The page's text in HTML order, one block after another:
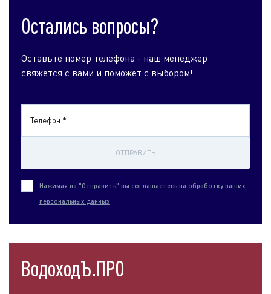
Остались вопросы?
Оставьте номер телефона - наш менеджер
свяжется с вами и поможет с выбором!
Телефон *
ОТПРАВИТЬ
Нажимая на "Отправить" вы соглашаетесь на обработку ваших
персональных данных
ВодоходЪ.ПРО